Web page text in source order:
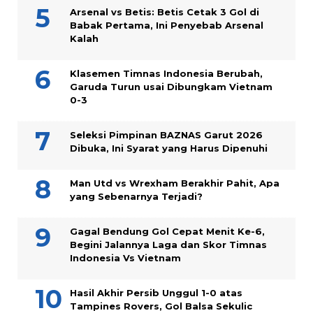
Arsenal vs Betis: Betis Cetak 3 Gol di
Babak Pertama, Ini Penyebab Arsenal
Kalah
Klasemen Timnas Indonesia Berubah,
Garuda Turun usai Dibungkam Vietnam
0-3
Seleksi Pimpinan BAZNAS Garut 2026
Dibuka, Ini Syarat yang Harus Dipenuhi
Man Utd vs Wrexham Berakhir Pahit, Apa
yang Sebenarnya Terjadi?
Gagal Bendung Gol Cepat Menit Ke-6,
Begini Jalannya Laga dan Skor Timnas
Indonesia Vs Vietnam
Hasil Akhir Persib Unggul 1-0 atas
Tampines Rovers, Gol Balsa Sekulic